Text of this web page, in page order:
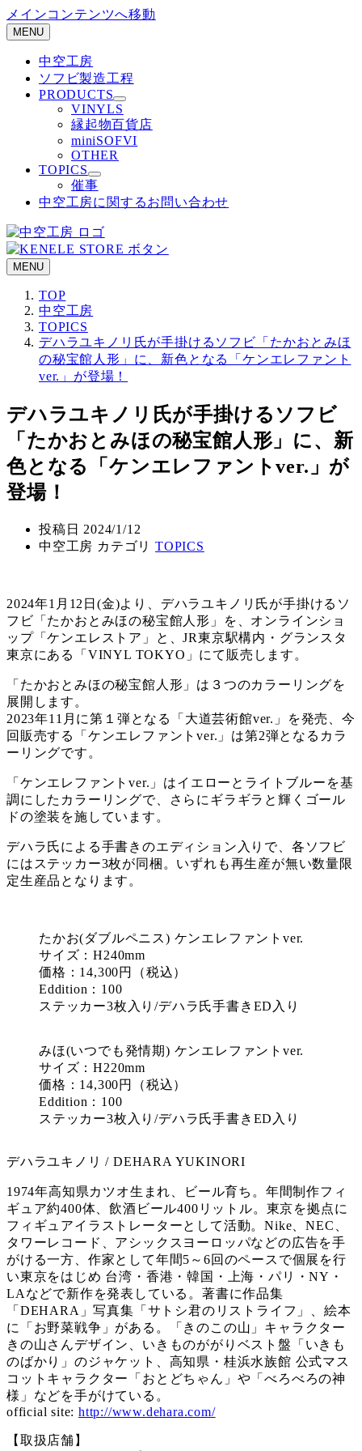
メインコンテンツへ移動
MENU
中空工房
ソフビ製造工程
PRODUCTS
VINYLS
縁起物百貨店
miniSOFVI
OTHER
TOPICS
催事
中空工房に関するお問い合わせ
MENU
TOP
中空工房
TOPICS
デハラユキノリ氏が手掛けるソフビ「たかおとみほ
の秘宝館人形」に、新色となる「ケンエレファント
ver.」が登場！
デハラユキノリ氏が手掛けるソフビ
「たかおとみほの秘宝館人形」に、新
色となる「ケンエレファントver.」が
登場！
投稿日 2024/1/12
中空工房 カテゴリ TOPICS
2024年1月12日(金)より、デハラユキノリ氏が手掛けるソ
フビ「たかおとみほの秘宝館人形」を、オンラインショ
ップ「ケンエレストア」と、JR東京駅構内・グランスタ
東京にある「VINYL TOKYO」にて販売します。
「たかおとみほの秘宝館人形」は３つのカラーリングを
展開します。
2023年11月に第１弾となる「大道芸術館ver.」を発売、今
回販売する「ケンエレファントver.」は第2弾となるカラ
ーリングです。
「ケンエレファントver.」はイエローとライトブルーを基
調にしたカラーリングで、さらにギラギラと輝くゴール
ドの塗装を施しています。
デハラ氏による手書きのエディション入りで、各ソフビ
にはステッカー3枚が同梱。いずれも再生産が無い数量限
定生産品となります。
たかお(ダブルペニス) ケンエレファントver.
サイズ：H240mm
価格：14,300円（税込）
Eddition：100
ステッカー3枚入り/デハラ氏手書きED入り
みほ(いつでも発情期) ケンエレファントver.
サイズ：H220mm
価格：14,300円（税込）
Eddition：100
ステッカー3枚入り/デハラ氏手書きED入り
デハラユキノリ / DEHARA YUKINORI
1974年高知県カツオ生まれ、ビール育ち。年間制作フィ
ギュア約400体、飲酒ビール400リットル。東京を拠点に
フィギュアイラストレーターとして活動。Nike、NEC、
タワーレコード、アシックスヨーロッパなどの広告を手
がける一方、作家として年間5～6回のペースで個展を行
い東京をはじめ 台湾・香港・韓国・上海・パリ・NY・
LAなどで新作を発表している。著書に作品集
「DEHARA」写真集「サトシ君のリストライフ」、絵本
に「お野菜戦争」がある。「きのこの山」キャラクター
きの山さんデザイン、いきものががりベスト盤「いきも
のばかり」のジャケット、高知県・桂浜水族館 公式マス
コットキャラクター「おとどちゃん」や「べろべろの神
様」などを手がけている。
official site:http://www.dehara.com/
【取扱店舗】